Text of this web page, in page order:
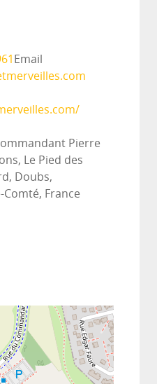
Email
Pierre
Le Pied des
Doubs,
France